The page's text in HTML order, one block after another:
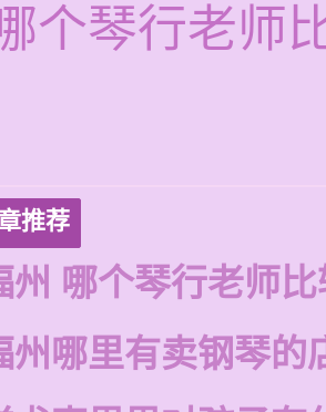
个琴行老师
推荐
州 哪个琴行老师
州哪里有卖钢琴的